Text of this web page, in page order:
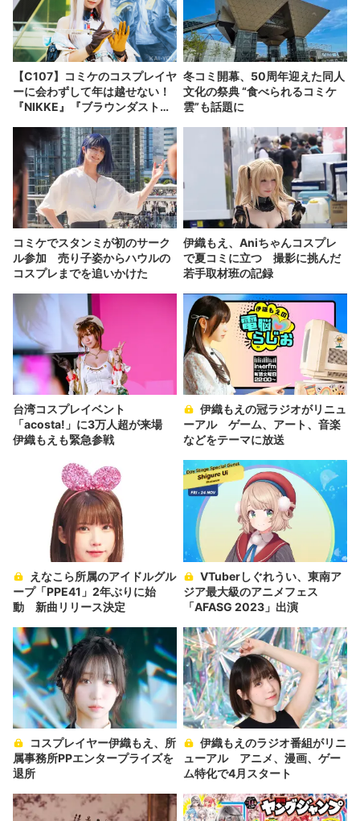
【C107】コミケのコスプレイヤ
ーに会わずして年は越せない！
『NIKKE』『ブラウンダスト
冬コミ開幕、50周年迎えた同人
文化の祭典 “食べられるコミケ
雲”も話題に
コミケでスタンミが初のサーク
ル参加 売り子姿からハウルの
コスプレまでを追いかけた
伊織もえ、Aniちゃんコスプレ
で夏コミに立つ 撮影に挑んだ
若手取材班の記録
台湾コスプレイベント
「acosta!」に3万人超が来場
伊織もえも緊急参戦
ーアル ゲーム、アート、音楽
などをテーマに放送
ープ「PPE41」2年ぶりに始
動 新曲リリース決定
ジア最大級のアニメフェス
「AFASG 2023」出演
属事務所PPエンタープライズを
退所
ューアル アニメ、漫画、ゲー
ム特化で4月スタート